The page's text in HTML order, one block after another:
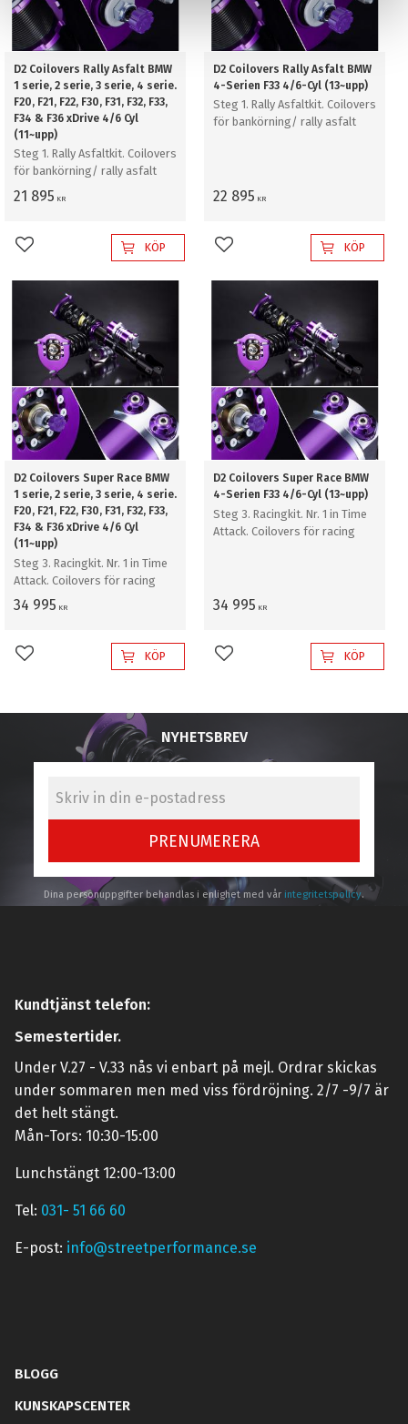
D2 Coilovers Rally Asfalt BMW
1 serie, 2 serie, 3 serie, 4 serie.
F20, F21, F22, F30, F31, F32, F33,
F34 & F36 xDrive 4/6 Cyl
(11~upp)
Steg 1. Rally Asfaltkit. Coilovers
för bankörning/ rally asfalt
21 895 KR
Lägg till i favoriterKÖP
D2 Coilovers Rally Asfalt BMW
4-Serien F33 4/6-Cyl (13~upp)
Steg 1. Rally Asfaltkit. Coilovers
för bankörning/ rally asfalt
22 895 KR
Lägg till i favoriterKÖP
D2 Coilovers Super Race BMW
1 serie, 2 serie, 3 serie, 4 serie.
F20, F21, F22, F30, F31, F32, F33,
F34 & F36 xDrive 4/6 Cyl
(11~upp)
Steg 3. Racingkit. Nr. 1 in Time
Attack. Coilovers för racing
34 995 KR
Lägg till i favoriterKÖP
D2 Coilovers Super Race BMW
4-Serien F33 4/6-Cyl (13~upp)
Steg 3. Racingkit. Nr. 1 in Time
Attack. Coilovers för racing
34 995 KR
Lägg till i favoriterKÖP
NYHETSBREV
PRENUMERERA
Dina personuppgifter behandlas i enlighet med vår integritetspolicy.
Kundtjänst telefon:
Semestertider.
Under V.27 - V.33 nås vi enbart på mejl. Ordrar skickas
under sommaren men med viss fördröjning. 2/7 -9/7 är
det helt stängt.
Mån-Tors: 10:30-15:00
Lunchstängt 12:00-13:00
Tel: 031- 51 66 60
E-post: info@streetperformance.se
BLOGG
KUNSKAPSCENTER